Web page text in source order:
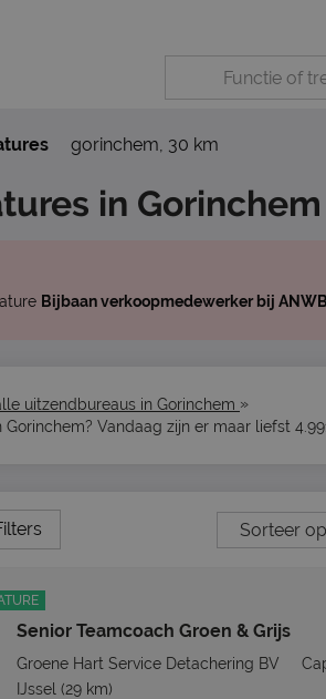
gorinchem, 30 km
in Gorinchem
Bijbaan verkoopmedewerker bij
uitzendbureaus in Gorinchem »
Gorinchem? Vandaag zijn er maar liefst
Senior Teamcoach Groen & Grijs
Groene Hart Service Detachering BV
IJssel (29 km)